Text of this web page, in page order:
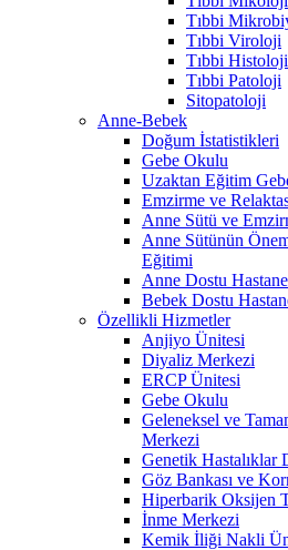
Tıbbi
Tıbbi Viroloji
Tıbbi
Tıbbi Patoloji
Sitopatoloji
Anne-Bebek
Doğum İstatistikleri
Gebe Okulu
Uzaktan Eğitim
Emzirme ve
Anne Sütü ve
Anne Sütünün
Eğitimi
Anne Dostu Hastane
Bebek Dostu
Özellikli Hizmetler
Anjiyo Ünitesi
Diyaliz Merkezi
ERCP Ünitesi
Gebe Okulu
Geleneksel ve
Merkezi
Genetik Hastalıklar
Göz Bankası ve
Hiperbarik Oksijen
İnme Merkezi
Kemik İliği Nakli